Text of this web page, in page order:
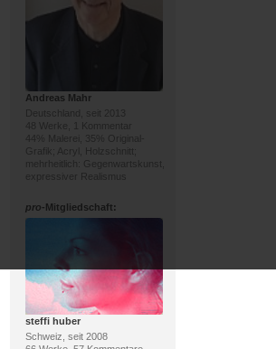
Andreas Mahr
Deutschland, seit 2013
48 Werke, 1 Kommentar
44% Malerei, 35% Original-
Grafik; Acryl, Holzschnitt;
mehrheitlich: Gegenwartskunst,
expressiver Realismus
pro-Mitgliedschaft:
steffi huber
Schweiz, seit 2008